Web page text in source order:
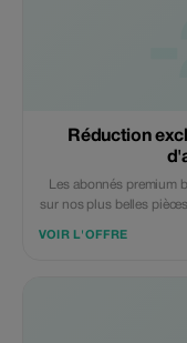
Réduction
Les abonnés premium
sur nos plus belles
VOIR L'OFFRE